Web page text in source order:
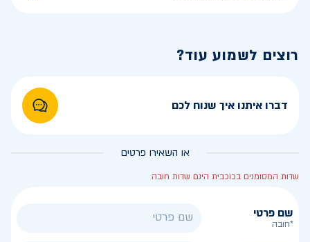
רוצים לשמוע עוד?
דברו איתנו איך שנוח לכם
או השאירו פרטים
שדות המסומנים בכוכבית הינם שדות חובה
שם פרטי
*חובה